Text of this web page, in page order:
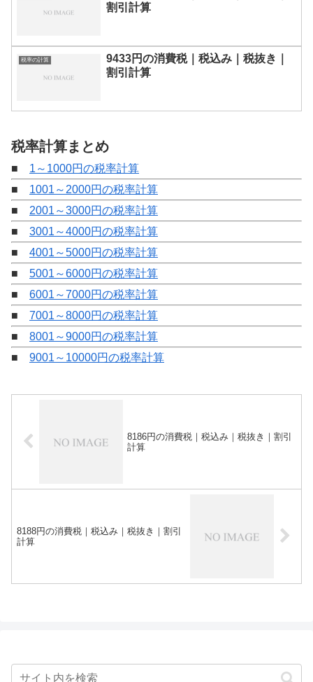
割引計算
税率の計算
9433円の消費税｜税込み｜税抜き｜
割引計算
税率計算まとめ
■ 1～1000円の税率計算
■ 1001～2000円の税率計算
■ 2001～3000円の税率計算
■ 3001～4000円の税率計算
■ 4001～5000円の税率計算
■ 5001～6000円の税率計算
■ 6001～7000円の税率計算
■ 7001～8000円の税率計算
■ 8001～9000円の税率計算
■ 9001～10000円の税率計算
8186円の消費税｜税込み｜税抜き｜割引
計算
8188円の消費税｜税込み｜税抜き｜割引
計算